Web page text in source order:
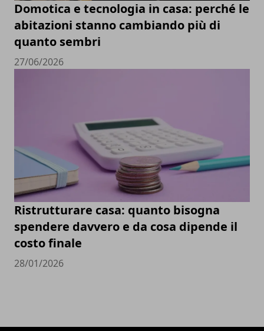
Domotica e tecnologia in casa: perché le
abitazioni stanno cambiando più di
quanto sembri
27/06/2026
Ristrutturare casa: quanto bisogna
spendere davvero e da cosa dipende il
costo finale
28/01/2026